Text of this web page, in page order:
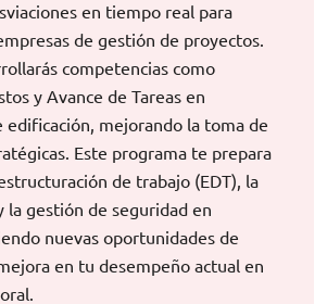
en tiempo real para
de gestión de proyectos.
competencias como
y Avance de Tareas en
edificación, mejorando la toma de
Este programa te prepara
de trabajo (EDT), la
la gestión de seguridad en
nuevas oportunidades de
en tu desempeño actual en